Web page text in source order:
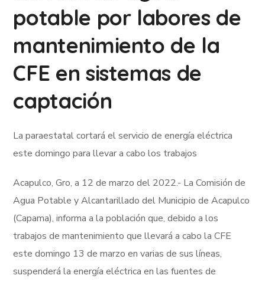
potable por labores de
mantenimiento de la
CFE en sistemas de
captación
La paraestatal cortará el servicio de energía eléctrica
este domingo para llevar a cabo los trabajos
Acapulco, Gro, a 12 de marzo del 2022.- La Comisión de
Agua Potable y Alcantarillado del Municipio de Acapulco
(Capama), informa a la población que, debido a los
trabajos de mantenimiento que llevará a cabo la CFE
este domingo 13 de marzo en varias de sus líneas,
suspenderá la energía eléctrica en las fuentes de